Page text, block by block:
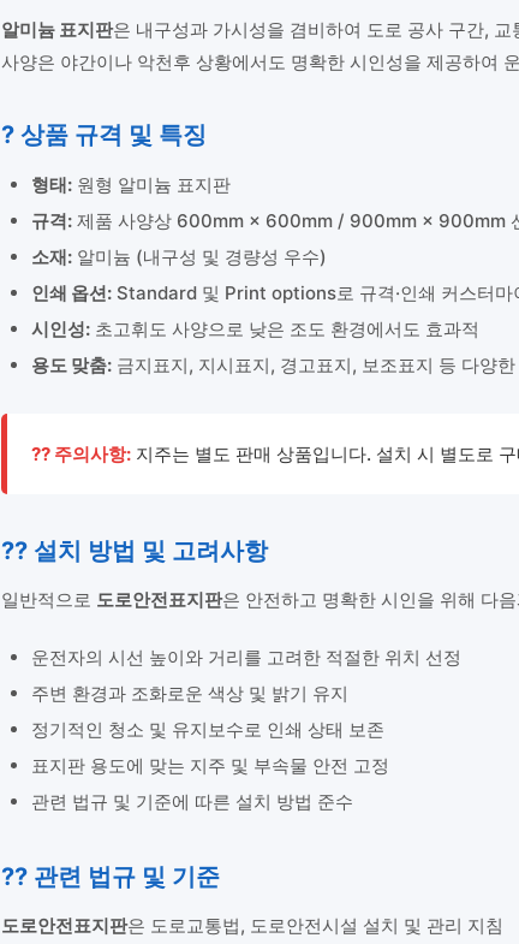
알미늄 표지판은 내구성과 가시성을 겸비하여 도로 공사 구간,
사양은 야간이나 악천후 상황에서도 명확한 시인성을 제공하여
? 상품 규격 및 특징
형태:원형 알미늄 표지판
규격:제품 사양상 600mm × 600mm / 900mm × 900mm
소재:알미늄 (내구성 및 경량성 우수)
인쇄 옵션:Standard 및 Print options로 규격·인쇄 커스터마
시인성:초고휘도 사양으로 낮은 조도 환경에서도 효과적
용도 맞춤:금지표지, 지시표지, 경고표지, 보조표지 등 다양
?? 주의사항:지주는 별도 판매 상품입니다. 설치 시 별도로
?? 설치 방법 및 고려사항
일반적으로 도로안전표지판은 안전하고 명확한 시인을 위해 다
운전자의 시선 높이와 거리를 고려한 적절한 위치 선정
주변 환경과 조화로운 색상 및 밝기 유지
정기적인 청소 및 유지보수로 인쇄 상태 보존
표지판 용도에 맞는 지주 및 부속물 안전 고정
관련 법규 및 기준에 따른 설치 방법 준수
?? 관련 법규 및 기준
도로안전표지판은 도로교통법, 도로안전시설 설치 및 관리 지침